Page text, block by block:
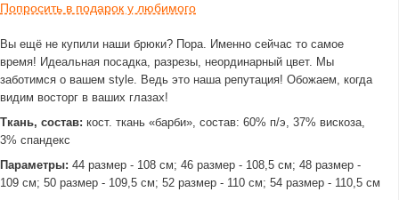
Попросить в подарок у любимого
Вы ещё не купили наши брюки? Пора. Именно сейчас то самое
время! Идеальная посадка, разрезы, неординарный цвет. Мы
заботимся о вашем style. Ведь это наша репутация! Обожаем, когда
видим восторг в ваших глазах!
Ткань, состав: кост. ткань «барби», состав: 60% п/э, 37% вискоза,
3% спандекс
Параметры: 44 размер - 108 см; 46 размер - 108,5 см; 48 размер -
109 см; 50 размер - 109,5 см; 52 размер - 110 см; 54 размер - 110,5 см